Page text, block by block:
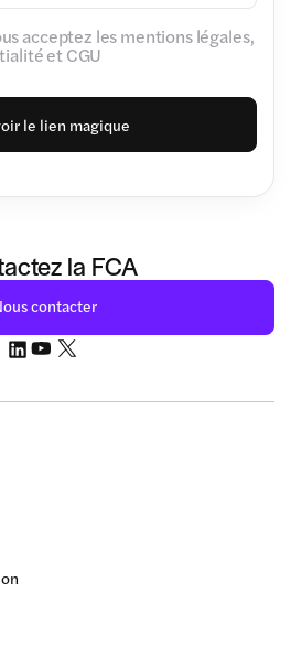
acceptez les mentions légales,
et CGU
le lien magique
la FCA
contacter